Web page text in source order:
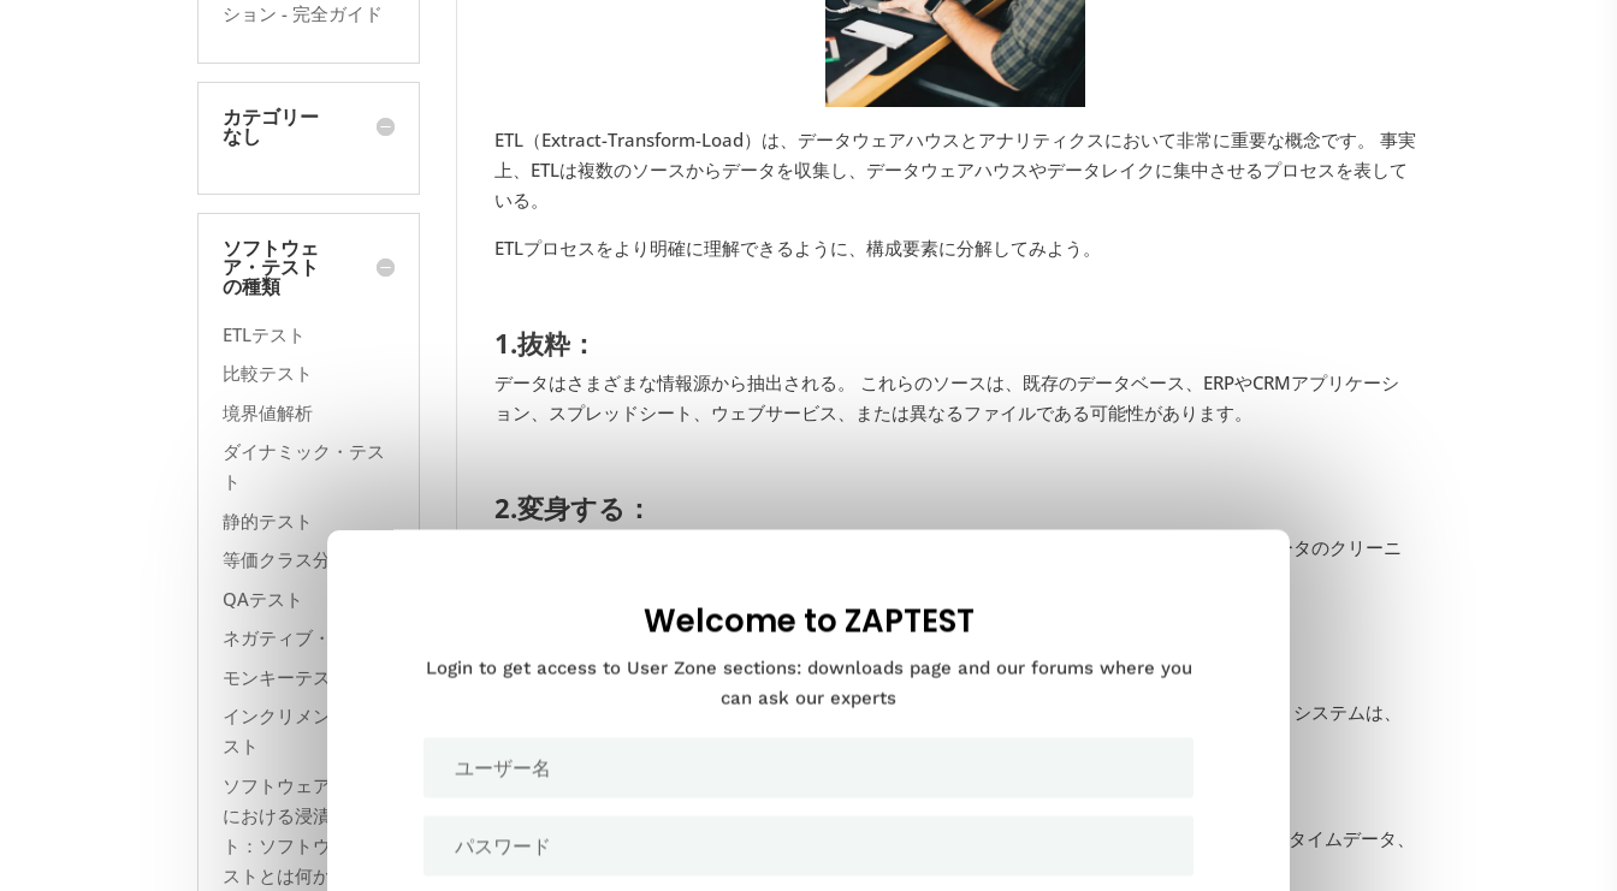
ETL（Extract-Transform-Load）は、データウェアハウスとアナリティクスにおいて非常に重要な概念です。 事実
上、ETLは複数のソースからデータを収集し、データウェアハウスやデータレイクに集中させるプロセスを表して
いる。
ETLプロセスをより明確に理解できるように、構成要素に分解してみよう。
1.抜粋：
データはさまざまな情報源から抽出される。 これらのソースは、既存のデータベース、ERPやCRMアプリケーシ
ョン、スプレッドシート、ウェブサービス、または異なるファイルである可能性があります。
2.変身する：
データを抽出したら、保存や分析に適した形に変換しなければならない。 そのプロセスには、データのクリーニ
3.負荷：
プロセスの最後の部分は、ターゲットシステムにデータをロードすることである。 このターゲットシステムは、
ETLは1970年代から
存在していたが、ビジネスコミュニティがクラウドベースのシステム、リアルタイムデータ、
ション - 完全ガイド
カテゴリー
なし
ソフトウェ
ア・テスト
の種類
ETLテスト
比較テスト
境界値解析
ダイナミック・テス
ト
静的テスト
等価クラス分割
QAテスト
ネガティブ・テスト
モンキーテスト
インクリメンタルテ
スト
ソフトウェアテスト
における浸漬テス
ト：ソフトウェアテ
ストとは何か、種
Welcome to ZAPTEST
Login to get access to User Zone sections: downloads page and our forums where you
can ask our experts